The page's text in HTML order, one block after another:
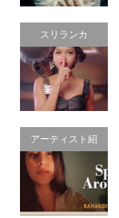
スリランカ
アーティスト紹
介